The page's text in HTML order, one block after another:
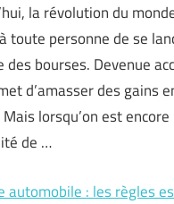
la révolution du
toute personne de se
des bourses. Devenue
d’amasser des gains
lorsqu’on est
de …
automobile : les règles